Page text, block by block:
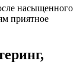
насыщенного
приятное